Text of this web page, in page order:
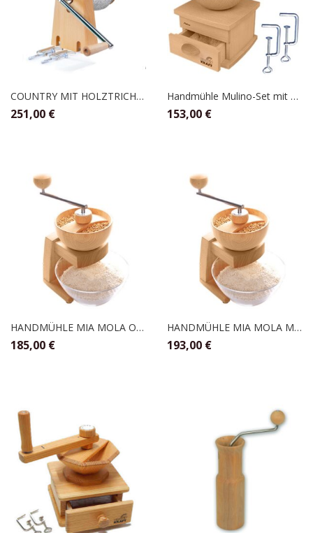
COUNTRY MIT HOLZTRICHTER,SCHNITZER
251,00 €
Handmühle Mulino-Set mit 2 Tischklammern, Kornkraft
153,00 €
HANDMÜHLE MIA MOLA OHNE GLAS, KORNKRAFT
185,00 €
HANDMÜHLE MIA MOLA MIT GLAS, KORNKRAFT
193,00 €